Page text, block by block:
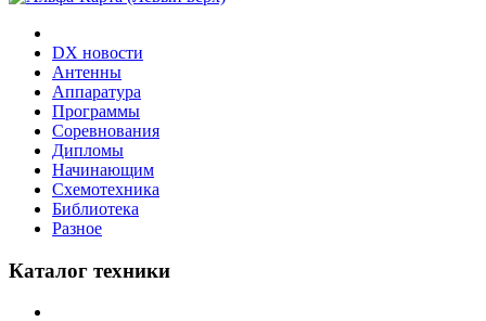
DX новости
Антенны
Аппаратура
Программы
Соревнования
Дипломы
Начинающим
Схемотехника
Библиотека
Разное
Каталог техники